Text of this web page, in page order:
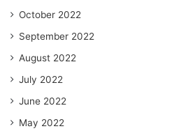
October 2022
September 2022
August 2022
July 2022
June 2022
May 2022